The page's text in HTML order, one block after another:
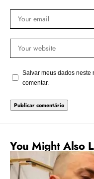
Salvar meus dados neste
comentar.
You Might Also